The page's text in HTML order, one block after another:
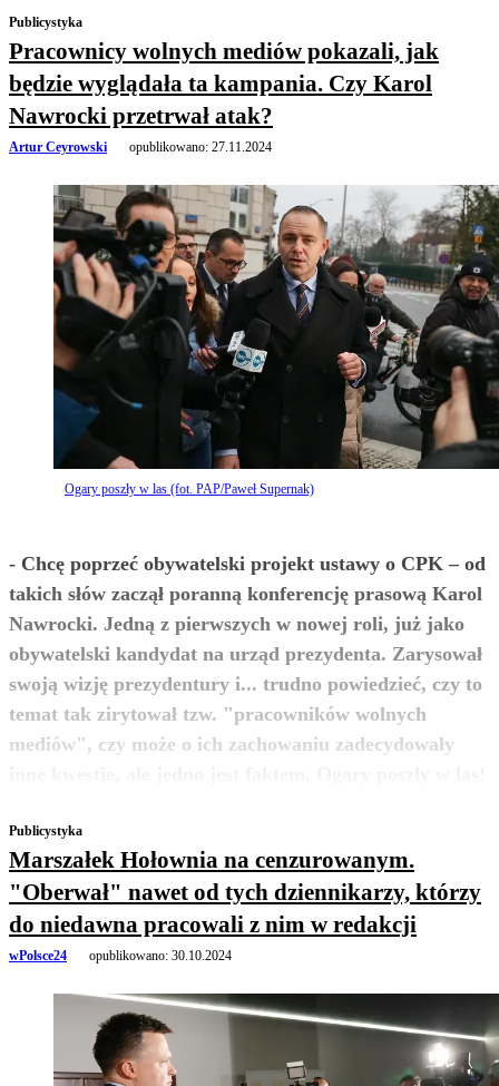
Publicystyka
Pracownicy wolnych mediów pokazali, jak
będzie wyglądała ta kampania. Czy Karol
Nawrocki przetrwał atak?
Artur Ceyrowski opublikowano: 27.11.2024
Ogary poszły w las (fot. PAP/Paweł Supernak)
- Chcę poprzeć obywatelski projekt ustawy o CPK – od
takich słów zaczął poranną konferencję prasową Karol
Nawrocki. Jedną z pierwszych w nowej roli, już jako
obywatelski kandydat na urząd prezydenta. Zarysował
swoją wizję prezydentury i... trudno powiedzieć, czy to
temat tak zirytował tzw. "pracowników wolnych
mediów", czy może o ich zachowaniu zadecydowały
zobacz więcej
Publicystyka
Marszałek Hołownia na cenzurowanym.
"Oberwał" nawet od tych dziennikarzy, którzy
do niedawna pracowali z nim w redakcji
wPolsce24 opublikowano: 30.10.2024